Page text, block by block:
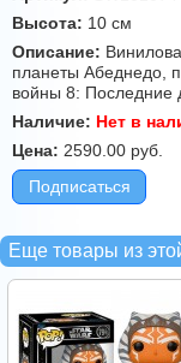
Высота: 10 см
Описание:
планеты Абеднедо,
войны 8: Последние
Наличие: Нет в
Цена: 2590.00 руб.
Подписаться
Еще товары из